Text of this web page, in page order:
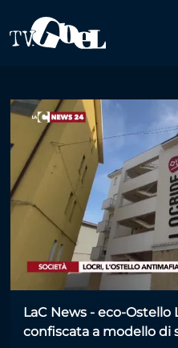
Carlo
LaC News - eco-Ostello
confiscata a modello di